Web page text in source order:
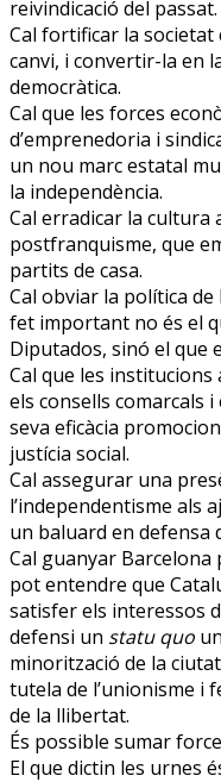
reivindicació del passat.
Cal fortificar la societat
canvi, i convertir-la en
democràtica.
Cal que les forces
d’emprenedoria i
un nou marc estatal
la independència.
Cal erradicar la cultura
postfranquisme, que
partits de casa.
Cal obviar la política
fet important no és el
Diputados, sinó el que
Cal que les
els consells comarcals
seva eficàcia
justícia social.
Cal assegurar una
l’independentisme als
un baluard en defensa
Cal guanyar Barcelona
pot entendre que
satisfer els interessos
defensi un statu quo
minorització de la
tutela de l’unionisme i
de la llibertat.
És possible sumar
El que dictin les urnes